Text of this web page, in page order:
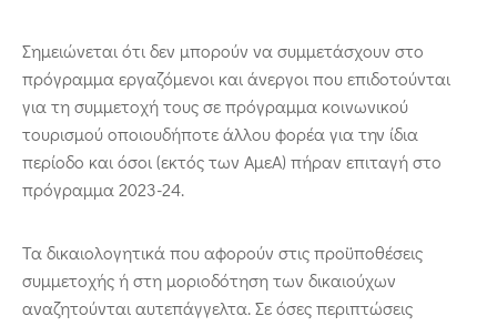
Σημειώνεται ότι δεν μπορούν να συμμετάσχουν στο
πρόγραμμα εργαζόμενοι και άνεργοι που επιδοτούνται
για τη συμμετοχή τους σε πρόγραμμα κοινωνικού
τουρισμού οποιουδήποτε άλλου φορέα για την ίδια
περίοδο και όσοι (εκτός των ΑμεΑ) πήραν επιταγή στο
πρόγραμμα 2023-24.
Τα δικαιολογητικά που αφορούν στις προϋποθέσεις
συμμετοχής ή στη μοριοδότηση των δικαιούχων
αναζητούνται αυτεπάγγελτα. Σε όσες περιπτώσεις